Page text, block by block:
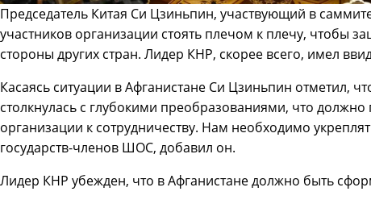
Председатель Китая Си Цзиньпин, участвующий в
участников организации стоять плечом к плечу, чтобы
стороны других стран. Лидер КНР, скорее всего, имел
Касаясь ситуации в Афганистане Си Цзиньпин отметил,
столкнулась с глубокими преобразованиями, что
организации к сотрудничеству. Нам необходимо
государств-членов ШОС, добавил он.
Лидер КНР убежден, что в Афганистане должно быть